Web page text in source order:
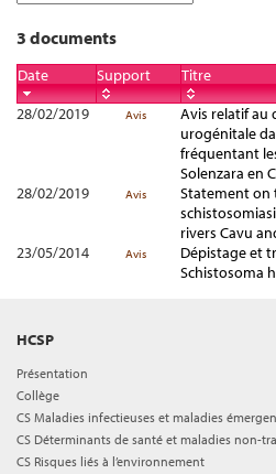
3 documents
Date Support
Titre
28/02/2019
Avis
Avis relatif au
urogénitale
fréquentant
Solenzara en
28/02/2019
Avis
Statement on
rivers Cavu
23/05/2014
Avis
Dépistage et
Schistosoma
HCSP
Présentation
Collège
CS Maladies infectieuses et maladies
CS Déterminants de santé et maladies non-
CS Risques liés à l’environnement